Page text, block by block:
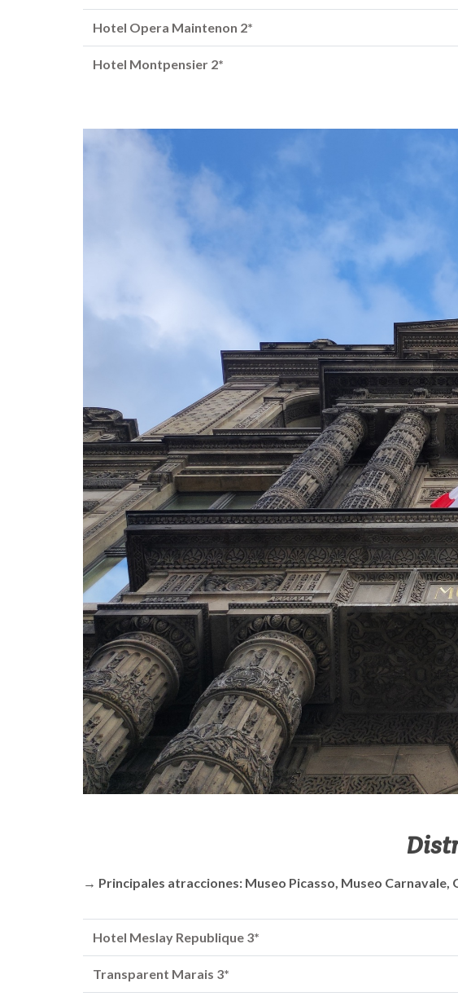
Hotel Opera Maintenon 2*
Hotel Montpensier 2*
→ Principales atracciones: Museo Picasso, Museo
Hotel Meslay Republique 3*
Transparent Marais 3*